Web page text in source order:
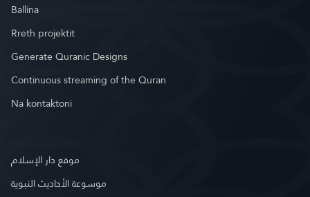
Ballina
Rreth projektit
Generate Quranic Designs
Continuous streaming of the Quran
Na kontaktoni
موقع دار الإسلام
موسوعة الأحاديث النبوية